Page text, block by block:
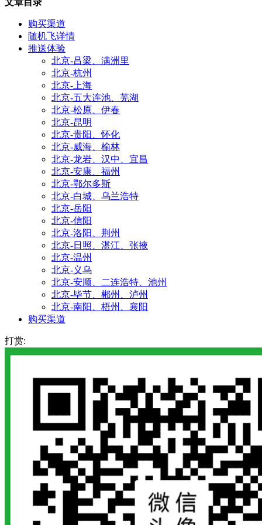
文章目录
购买渠道
随机飞详情
推送体验
北京-吕梁、满洲里
北京-杭州
北京-上海
北京-五大连池、芜湖
北京-松原、伊春
北京-昆明
北京-贵阳、怀化
北京-威海、榆林
北京-龙岩、汉中、宜昌
北京-安康、福州
北京-鄂尔多斯
北京-白城、乌兰浩特
北京-岳阳
北京-信阳
北京-洛阳、荆州
北京-日照、湛江、张掖
北京-温州
北京-义乌
北京-安顺、二连浩特、池州
北京-毕节、郴州、泸州
北京-南阳、梧州、襄阳
购买渠道
打赏: